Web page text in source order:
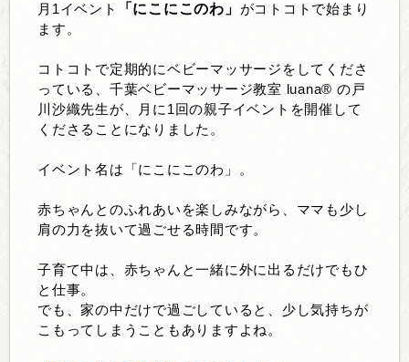
月1イベント
「にこにこのわ」
がコトコトで始まり
ます。
コトコトで定期的にベビーマッサージをしてくださ
っている、千葉ベビーマッサージ教室 luana® の戸
川沙織先生が、月に1回の親子イベントを開催して
くださることになりました。
イベント名は「にこにこのわ」。
赤ちゃんとのふれあいを楽しみながら、ママも少し
肩の力を抜いて過ごせる時間です。
子育て中は、赤ちゃんと一緒に外に出るだけでもひ
と仕事。
でも、家の中だけで過ごしていると、少し気持ちが
こもってしまうこともありますよね。